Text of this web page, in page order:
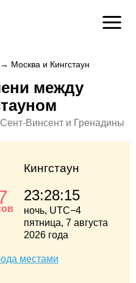
→ Москва и Кингстаун
между
Винсент и Гренадины
Кингстаун
23:28:15
ночь, UTC−4
пятница, 7 августа
2026 года
местами